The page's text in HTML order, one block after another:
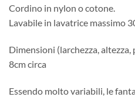
Cordino in nylon o cotone.
Lavabile in lavatrice massimo
Dimensioni (larchezza,
8cm circa
Essendo molto variabili, le